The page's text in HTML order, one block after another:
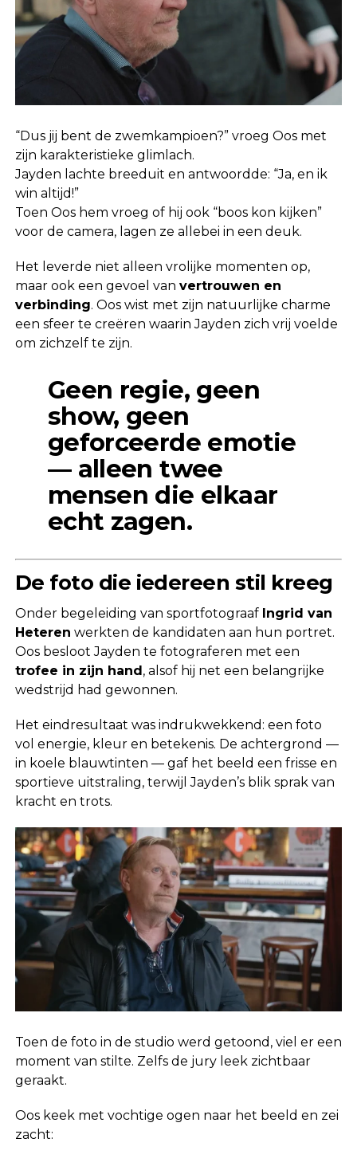
“Dus jij bent de zwemkampioen?” vroeg Oos met
zijn karakteristieke glimlach.
Jayden lachte breeduit en antwoordde: “Ja, en ik
win altijd!”
Toen Oos hem vroeg of hij ook “boos kon kijken”
voor de camera, lagen ze allebei in een deuk.
Het leverde niet alleen vrolijke momenten op,
maar ook een gevoel van vertrouwen en
verbinding. Oos wist met zijn natuurlijke charme
een sfeer te creëren waarin Jayden zich vrij voelde
om zichzelf te zijn.
Geen regie, geen
show, geen
geforceerde emotie
— alleen twee
mensen die elkaar
echt zagen.
De foto die iedereen stil kreeg
Onder begeleiding van sportfotograaf Ingrid van
Heteren werkten de kandidaten aan hun portret.
Oos besloot Jayden te fotograferen met een
trofee in zijn hand , alsof hij net een belangrijke
wedstrijd had gewonnen.
Het eindresultaat was indrukwekkend: een foto
vol energie, kleur en betekenis. De achtergrond —
in koele blauwtinten — gaf het beeld een frisse en
sportieve uitstraling, terwijl Jayden’s blik sprak van
kracht en trots.
Toen de foto in de studio werd getoond, viel er een
moment van stilte. Zelfs de jury leek zichtbaar
geraakt.
Oos keek met vochtige ogen naar het beeld en zei
zacht: